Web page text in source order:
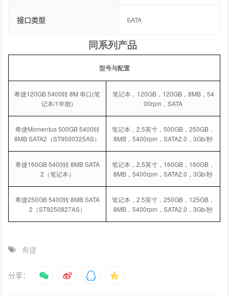
接口类型 SATA
同系列产品
型号与配置
希捷120GB 5400转 8M 串口(笔
记本/1年散)
笔记本，120GB，120GB，8MB，54
00rpm，SATA
希捷Momentus 500GB 5400转
8MB SATA2（ST9500325AS）
笔记本，2.5英寸，500GB，250GB，
8MB，5400rpm，SATA2.0，3Gb/秒
希捷160GB 5400转 8MB SATA
2（笔记本）
笔记本，2.5英寸，160GB，160GB，
8MB，5400rpm，SATA2.0，3Gb/秒
希捷250GB 5400转 8MB SATA
2（ST9250827AS）
笔记本，2.5英寸，250GB，125GB，
8MB，5400rpm，SATA2.0，3Gb/秒
希捷
分享：